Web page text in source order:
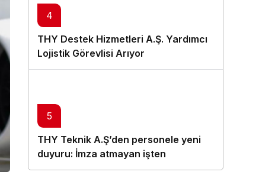
4
THY Destek Hizmetleri A.Ş. Yardımcı
Lojistik Görevlisi Arıyor
5
THY Teknik A.Ş’den personele yeni
duyuru: İmza atmayan işten
çıkarılacak